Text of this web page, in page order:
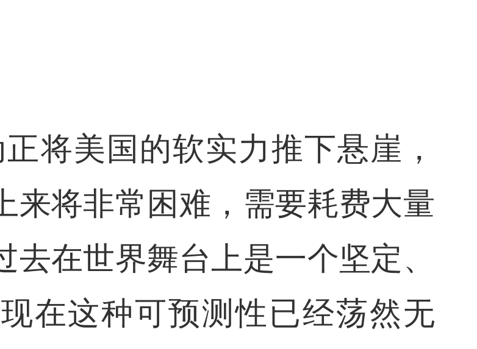
将美国的软实力推下悬崖，
来将非常困难，需要耗费大量
在世界舞台上是一个坚定、
在这种可预测性已经荡然无